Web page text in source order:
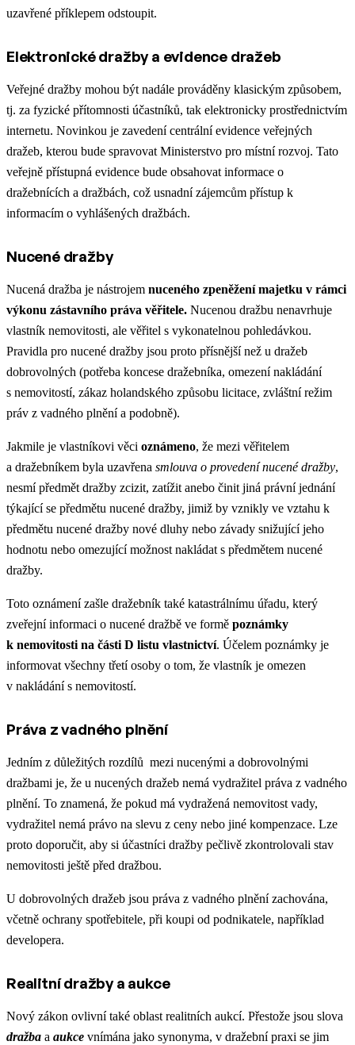
uzavřené příklepem odstoupit.
Elektronické dražby a evidence dražeb
Veřejné dražby mohou být nadále prováděny klasickým způsobem,
tj. za fyzické přítomnosti účastníků, tak elektronicky prostřednictvím
internetu. Novinkou je zavedení centrální evidence veřejných
dražeb, kterou bude spravovat Ministerstvo pro místní rozvoj. Tato
veřejně přístupná evidence bude obsahovat informace o
dražebnících a dražbách, což usnadní zájemcům přístup k
informacím o vyhlášených dražbách.
Nucené dražby
Nucená dražba je nástrojem nuceného zpeněžení majetku v rámci
výkonu zástavního práva věřitele. Nucenou dražbu nenavrhuje
vlastník nemovitosti, ale věřitel s vykonatelnou pohledávkou.
Pravidla pro nucené dražby jsou proto přísnější než u dražeb
dobrovolných (potřeba koncese dražebníka, omezení nakládání
s nemovitostí, zákaz holandského způsobu licitace, zvláštní režim
práv z vadného plnění a podobně).
Jakmile je vlastníkovi věci oznámeno, že mezi věřitelem
a dražebníkem byla uzavřena smlouva o provedení nucené dražby,
nesmí předmět dražby zcizit, zatížit anebo činit jiná právní jednání
týkající se předmětu nucené dražby, jimiž by vznikly ve vztahu k
předmětu nucené dražby nové dluhy nebo závady snižující jeho
hodnotu nebo omezující možnost nakládat s předmětem nucené
dražby.
Toto oznámení zašle dražebník také katastrálnímu úřadu, který
zveřejní informaci o nucené dražbě ve formě poznámky
k nemovitosti na části D listu vlastnictví. Účelem poznámky je
informovat všechny třetí osoby o tom, že vlastník je omezen
v nakládání s nemovitostí.
Práva z vadného plnění
Jedním z důležitých rozdílů mezi nucenými a dobrovolnými
dražbami je, že u nucených dražeb nemá vydražitel práva z vadného
plnění. To znamená, že pokud má vydražená nemovitost vady,
vydražitel nemá právo na slevu z ceny nebo jiné kompenzace. Lze
proto doporučit, aby si účastníci dražby pečlivě zkontrolovali stav
nemovitosti ještě před dražbou.
U dobrovolných dražeb jsou práva z vadného plnění zachována,
včetně ochrany spotřebitele, při koupi od podnikatele, například
developera.
Realitní dražby a aukce
Nový zákon ovlivní také oblast realitních aukcí. Přestože jsou slova
dražba a aukce vnímána jako synonyma, v dražební praxi se jim